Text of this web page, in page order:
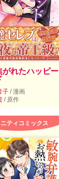
がれたハッピー
子 / 漫画
/ 原作
ティコミックス